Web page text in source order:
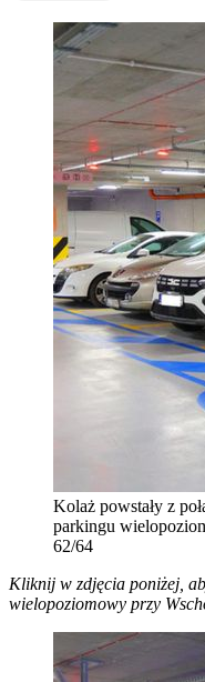
Kolaż powstały z
parkingu
62/64
Kliknij w zdjęcia poniżej,
wielopoziomowy przy